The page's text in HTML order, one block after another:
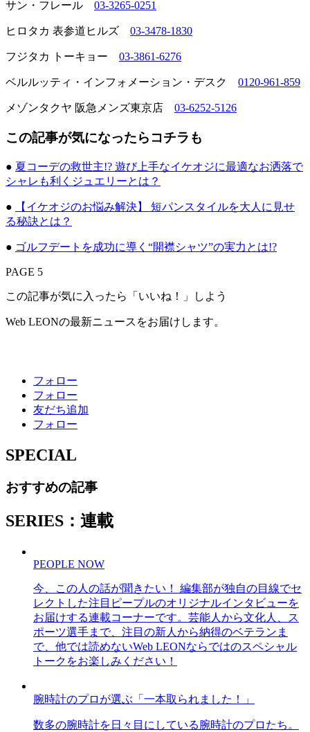
サン・フレール 03-3265-0251
ヒロタカ 表参道ヒルズ 03-3478-1830
フジタカ トーキョー 03-3861-6276
ベルルッティ・インフォメーション・デスク 0120-961-859
メゾンタクヤ 阪急メンズ東京店 03-6252-5126
この記事が気になったらコチラも
● 夏コーデの救世主!? 遊び上手なイケオジに最適なお洒落で
シャレも利くジュエリーとは？
●
【イケオジのお悩み解決】 短パンスタイルを大人に見せ
る秘訣とは？
● ゴルフデートを成功に導く“開襟シャツ”の実力とは!?
PAGE 5
この記事が気に入ったら「いいね！」しよう
Web LEONの最新ニュースをお届けします。
フォロー
フォロー
友だち追加
フォロー
SPECIAL
おすすめの記事
SERIES：連載
PEOPLE NOW
今、この人の話が聞きたい！ 編集部が独自の目線でセ
レクトした注目ピープルのオリジナルインタビューを
お届けする連載コーナーです。芸能人から文化人、ス
ポーツ選手まで、注目の新人から納得のベテランま
で、他では読めないWeb LEONならではのスペシャル
トークをお楽しみください！
腕時計のプロが選ぶ「一本取られました！」
数多の腕時計を日々目にしている腕時計のプロたち。